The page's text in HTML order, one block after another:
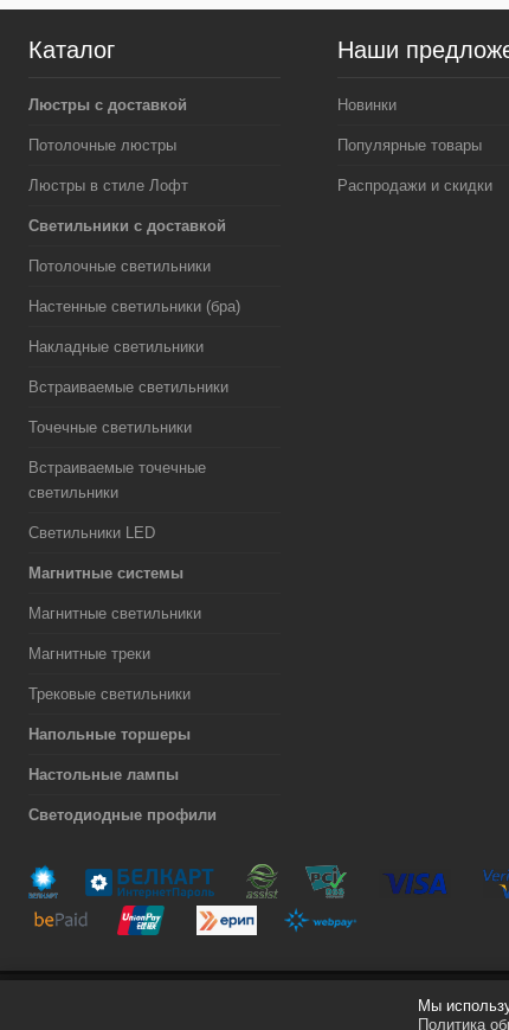
Каталог
Люстры с доставкой
Потолочные люстры
Люстры в стиле Лофт
Светильники с доставкой
Потолочные светильники
Настенные светильники (бра)
Накладные светильники
Встраиваемые светильники
Точечные светильники
Встраиваемые точечные
светильники
Светильники LED
Магнитные системы
Магнитные светильники
Магнитные треки
Трековые светильники
Напольные торшеры
Настольные лампы
Светодиодные профили
Наши
Новинки
Популярные товары
Распродажи и скидки
Мы
Политика